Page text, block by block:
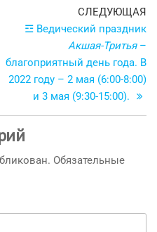
СЛЕДУЮЩАЯ
☲ Ведический праздник
Акшая-Тритья–
благоприятный день года. В
2022 году – 2 мая (6:00-8:00)
и 3 мая (9:30-15:00).
Обязательные